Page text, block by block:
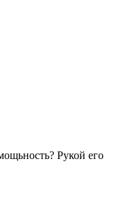
Рукой его